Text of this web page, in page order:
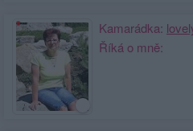
Kamarádka:
Říká o mně: